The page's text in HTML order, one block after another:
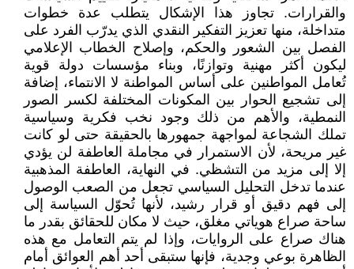
والقرارات. تجاوز هذا الإشكال يتطلب عدة خطوات
متداخلة، منها تعزيز التفكير النقدي الذي يدرّب الفرد على
الفصل بين الشعور والحكم، وإصلاح الخطاب الإعلامي
ليكون أكثر مهنية وتوازنًا، وبناء مؤسسات دولة قوية
تُعامل المواطنين على أساس المواطنة لا الانتماء، إضافة
إلى تشجيع الحوار بين المكونات المختلفة لكسر الصور
النمطية، والأهم من ذلك وجود نخب فكرية وسياسية
تملك الشجاعة لمواجهة جمهورها بالحقيقة حتى لو كانت
غير مريحة، لأن الاستمرار في مجاملة العاطفة لن يؤدي
إلا إلى مزيد من التشظي. في النهاية، العاطفة المذهبية
عندما تدخل التحليل السياسي تجعل من الصعب الوصول
إلى فهم دقيق أو قرار رشيد، لأنها تُحوّل السياسة إلى
ساحة صراع هوياتي مغلق، حيث لا مكان للحقائق بقدر ما
هناك صراع على الروايات، وإذا لم يتم التعامل مع هذه
الظاهرة بوعي وجدية، فإنها ستبقى أحد أهم العوائق أمام